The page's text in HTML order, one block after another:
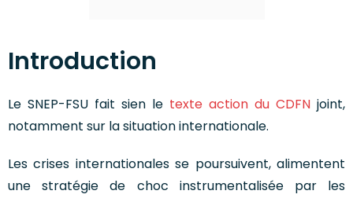
Introduction
Le SNEP-FSU fait sien le texte action du CDFN joint,
notamment sur la situation internationale.
Les crises internationales se poursuivent, alimentent
une stratégie de choc instrumentalisée par les